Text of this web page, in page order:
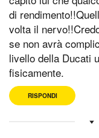
di
volta il
se non avrà
livello della Ducati
fisicamente.
RISPONDI